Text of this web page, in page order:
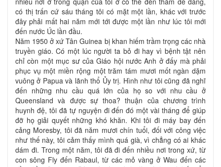
có thị trấn cứ sáu tháng tôi có mặt một lần, khác với trước
đây phải mất hai năm mới tới được một lần như lúc tôi mới
đến nước Úc lần đầu.
Năm 1950 ở xứ Tân Guinea bị khan hiếm trầm trọng các nhà
truyền giáo. Có một lúc người ta bỏ đi hay vì bệnh tật nên
chỉ còn một mục sư của Giáo hội nước Anh ở đấy mà phải
phục vụ một miền rộng một trăm tám mươi mốt ngàn dặm
vuông ở Papua và lãnh thổ Ủy trị. Hình như tôi cũng đã nghĩ
đến những nhu cầu quá lớn của họ so với nhu cầu ở
Queensland và được sự thoa? thuận của chương trình
huynh đệ, tôi đã tự nguyện đi đến đó một vài tháng để giúp
đỡ họ giải quyết những khó khăn. Khi tôi đi máy bay đến
cảng Moresby, tôi đã năm mươi chín tuổi, đối với công việc
như thế này, tôi cảm thấy mình quá già, vì chẳng có ai khác
dám đi. Trong một năm, tôi đã đi đến nhiều nơi trong xứ, từ
con sông Fly đến Rabaul, từ các mỏ vàng ở Wau đến các